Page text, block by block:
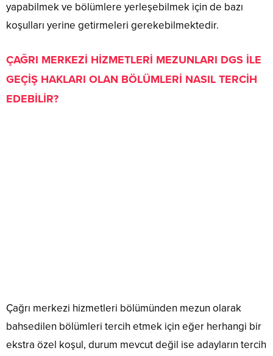
yapabilmek ve bölümlere yerleşebilmek için de bazı
koşulları yerine getirmeleri gerekebilmektedir.
ÇAĞRI MERKEZİ HİZMETLERİ MEZUNLARI DGS İLE
GEÇİŞ HAKLARI OLAN BÖLÜMLERİ NASIL TERCİH
EDEBİLİR?
Çağrı merkezi hizmetleri bölümünden mezun olarak
bahsedilen bölümleri tercih etmek için eğer herhangi bir
ekstra özel koşul, durum mevcut değil ise adayların tercih